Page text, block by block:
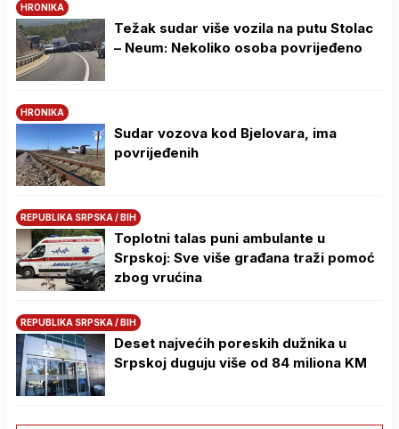
HRONIKA
Težak sudar više vozila na putu Stolac
– Neum: Nekoliko osoba povrijeđeno
HRONIKA
Sudar vozova kod Bjelovara, ima
povrijeđenih
REPUBLIKA SRPSKA / BIH
Toplotni talas puni ambulante u
Srpskoj: Sve više građana traži pomoć
zbog vrućina
REPUBLIKA SRPSKA / BIH
Deset najvećih poreskih dužnika u
Srpskoj duguju više od 84 miliona KM